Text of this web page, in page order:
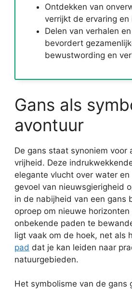
Ontdekken van
verrijkt de ervaring en
Delen van verhalen
bevordert
bewustwording en
Gans als
avontuur
De gans staat synoniem voor
vrijheid. Deze
elegante vlucht over water
gevoel van nieuwsgierigheid
in de nabijheid van een gans
oproep om nieuwe
onbekende paden te
ligt vaak om de hoek, net als
pad dat je kan leiden naar
natuurgebieden.
Het symbolisme van de gans